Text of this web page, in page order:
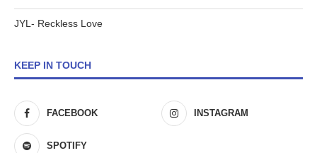
JYL- Reckless Love
KEEP IN TOUCH
FACEBOOK INSTAGRAM
SPOTIFY